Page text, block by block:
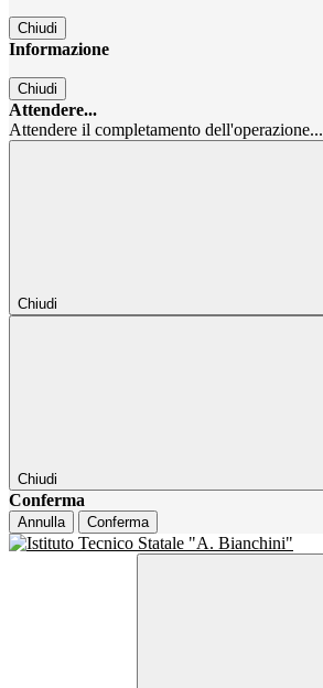
Chiudi
Informazione
Chiudi
Attendere...
Attendere il completamento dell'operazione...
Chiudi
Chiudi
Conferma
Annulla Conferma